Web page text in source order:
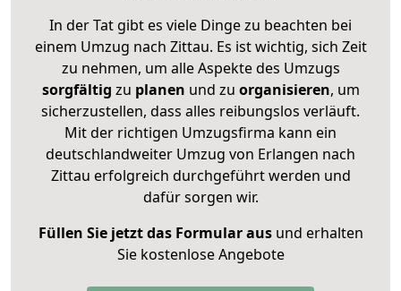
In der Tat gibt es viele Dinge zu beachten bei
einem Umzug nach Zittau. Es ist wichtig, sich Zeit
zu nehmen, um alle Aspekte des Umzugs
sorgfältig zu planen und zu organisieren, um
sicherzustellen, dass alles reibungslos verläuft.
Mit der richtigen Umzugsfirma kann ein
deutschlandweiter Umzug von Erlangen nach
Zittau erfolgreich durchgeführt werden und
dafür sorgen wir.
Füllen Sie jetzt das Formular ausund erhalten
Sie kostenlose Angebote